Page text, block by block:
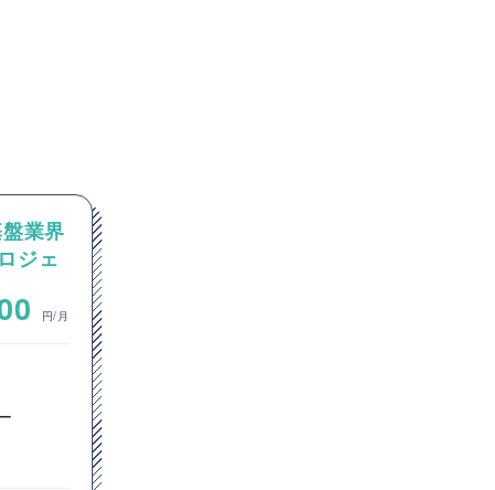
業界
ジェ
円/月